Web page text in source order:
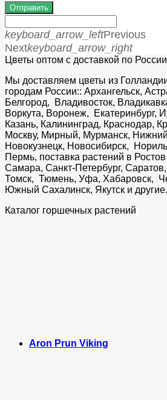
Отправить
keyboard_arrow_leftPrevious
Nextkeyboard_arrow_right
Цветы оптом с доставкой по России
Мы доставляем цветы из
городам России:: Архангельск,
Белгород, Владивосток,
Воркута, Воронеж, Екатеринбург,
Казань, Калининград, Краснодар,
Москву, Мирный, Мурманск,
Новокузнецк, Новосибирск,
Пермь, поставка растений в
Самара, Санкт-Петербург,
Томск, Тюмень, Уфа, Хабаровск,
Южный Сахалинск, Якутск и другие.
Каталог горшечных растений
Aron Prun Viking